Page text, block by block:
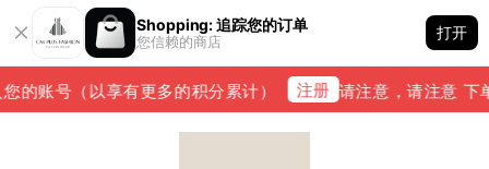
Shopping: 追踪您的订单
您信赖的商店
打开
账号（以享有更多的积分累计） 注册 请注意，请注意 下